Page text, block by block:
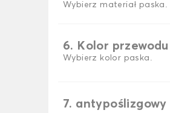
Wybierz materiał paska.
6. Kolor przewodu
Wybierz kolor paska.
7.